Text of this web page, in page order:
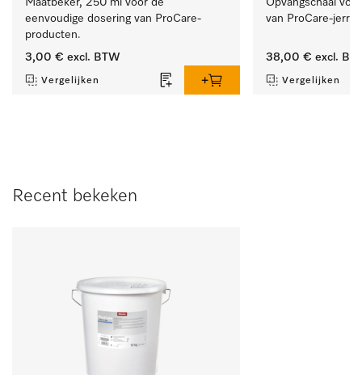
eenvoudige dosering van ProCare-
producten.
3,00 € excl. BTW
Vergelijken
van ProCare-
38,00 € excl.
Vergelijken
Recent bekeken